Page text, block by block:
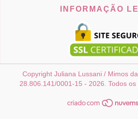
INFORMAÇÃO
Copyright Juliana Lussani / Mimos
28.806.141/0001-15 - 2026. Todos